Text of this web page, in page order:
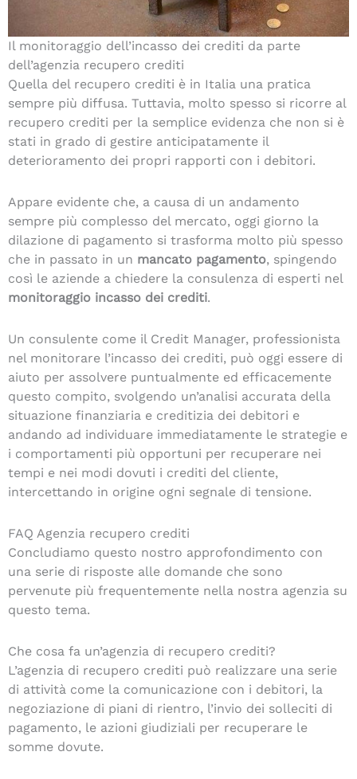
Il monitoraggio dell’incasso dei crediti da parte
dell’agenzia recupero crediti
Quella del recupero crediti è in Italia una pratica
sempre più diffusa. Tuttavia, molto spesso si ricorre al
recupero crediti per la semplice evidenza che non si è
stati in grado di gestire anticipatamente il
deterioramento dei propri rapporti con i debitori.
Appare evidente che, a causa di un andamento
sempre più complesso del mercato, oggi giorno la
dilazione di pagamento si trasforma molto più spesso
che in passato in un mancato pagamento, spingendo
così le aziende a chiedere la consulenza di esperti nel
monitoraggio incasso dei crediti.
Un consulente come il Credit Manager, professionista
nel monitorare l’incasso dei crediti, può oggi essere di
aiuto per assolvere puntualmente ed efficacemente
questo compito, svolgendo un’analisi accurata della
situazione finanziaria e creditizia dei debitori e
andando ad individuare immediatamente le strategie e
i comportamenti più opportuni per recuperare nei
tempi e nei modi dovuti i crediti del cliente,
intercettando in origine ogni segnale di tensione.
FAQ Agenzia recupero crediti
Concludiamo questo nostro approfondimento con
una serie di risposte alle domande che sono
pervenute più frequentemente nella nostra agenzia su
questo tema.
Che cosa fa un’agenzia di recupero crediti?
L’agenzia di recupero crediti può realizzare una serie
di attività come la comunicazione con i debitori, la
negoziazione di piani di rientro, l’invio dei solleciti di
pagamento, le azioni giudiziali per recuperare le
somme dovute.